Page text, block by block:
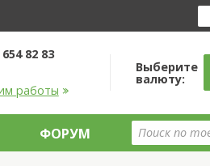
82 83
работы
Выберите
валюту:
ФОРУМ